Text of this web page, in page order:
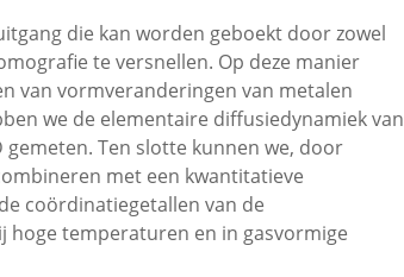
die kan worden geboekt door zowel
te versnellen. Op deze manier
van vormveranderingen van metalen
we de elementaire diffusiedynamiek van
Ten slotte kunnen we, door
met een kwantitatieve
coördinatiegetallen van de
hoge temperaturen en in gasvormige